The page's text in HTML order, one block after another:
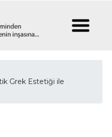
Grek Estetiği ile